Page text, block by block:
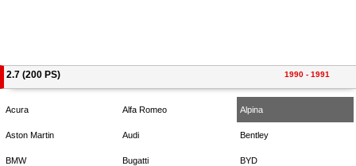
2.7 (200 PS) 1990 - 1991
Acura Alfa Romeo Alpina
Aston Martin Audi Bentley
BMW Bugatti BYD